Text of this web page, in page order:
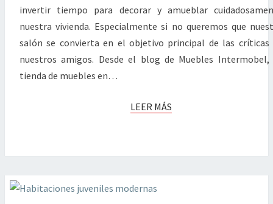
invertir tiempo para decorar y amueblar
nuestra vivienda. Especialmente si no queremos que
salón se convierta en el objetivo principal de las críticas
nuestros amigos. Desde el blog de Muebles
tienda de muebles en…
LEER MÁS